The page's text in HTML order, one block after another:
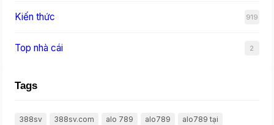
Kiến thức 919
Top nhà cái 2
Tags
388sv 388sv.com alo 789 alo789
alo789 tại